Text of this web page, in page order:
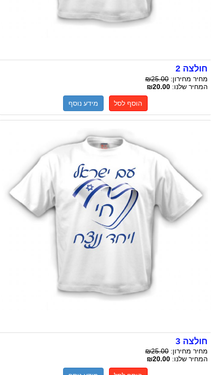
חולצה 2
מחיר מחירון:₪25.00
המחיר שלנו:₪20.00
הוסף לסל מידע נוסף
חולצה 3
מחיר מחירון:₪25.00
המחיר שלנו:₪20.00